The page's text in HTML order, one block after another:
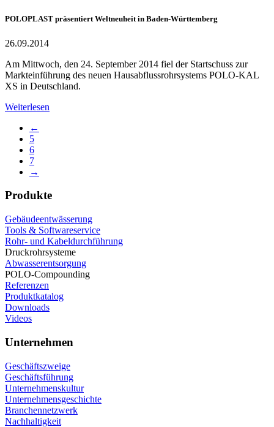
POLOPLAST präsentiert Weltneuheit in Baden-Württemberg
26.09.2014
Am Mittwoch, den 24. September 2014 fiel der Startschuss zur
Markteinführung des neuen Hausabflussrohrsystems POLO-KAL
XS in Deutschland.
Weiterlesen
←
5
6
7
→
Produkte
Gebäudeentwässerung
Tools & Softwareservice
Rohr- und Kabeldurchführung
Druckrohrsysteme
Abwasserentsorgung
POLO-Compounding
Referenzen
Produktkatalog
Downloads
Videos
Unternehmen
Geschäftszweige
Geschäftsführung
Unternehmenskultur
Unternehmensgeschichte
Branchennetzwerk
Nachhaltigkeit